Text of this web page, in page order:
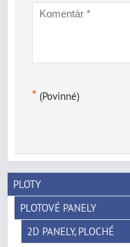
* (Povinné)
PLOTY
PLOTOVÉ PANELY
2D PANELY, PLOCHÉ